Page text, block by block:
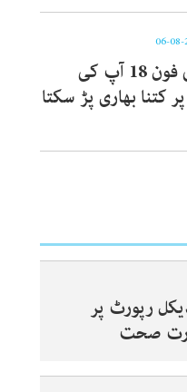
نیا آئی فون 18 آپ کی
کتنا بھاری پڑ سکتا
رپورٹ پر
صحت